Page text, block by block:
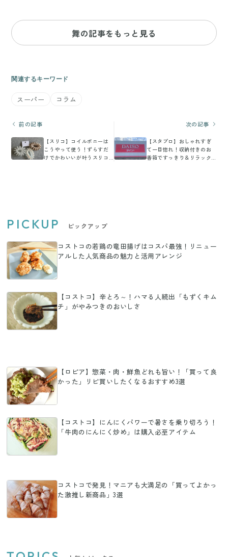
舞の記事をもっと見る
関連するキーワード
スーパー コラム
前の記事
【スリコ】コイルポニーは
こうやって使う！ずらすだ
けでかわいいが叶うスリコ
次の記事
【スタプロ】おしゃれすぎ
て一目惚れ！収納付きのお
香箱ですっきり＆リラック
PICKUP ピックアップ
コストコの若鶏の竜田揚げはコスパ最強！リニュー
アルした人気商品の魅力と活用アレンジ
【コストコ】辛とろ～！ハマる人続出「もずくキム
チ」がやみつきのおいしさ
【ロピア】惣菜・肉・鮮魚どれも旨い！「買って良
かった」リピ買いしたくなるおすすめ3選
【コストコ】にんにくパワーで暑さを乗り切ろう！
「牛肉のにんにく炒め」は購入必至アイテム
コストコで発見！マニアも大満足の「買ってよかっ
た激推し新商品」3選